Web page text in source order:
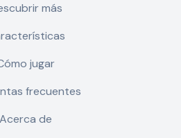
más
jugar
frecuentes
Acerca de